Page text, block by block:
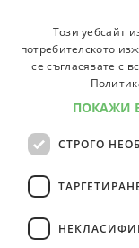
Този уебсайт
потребителското
се съгласявате с
ПОКАЖИ
СТРОГО